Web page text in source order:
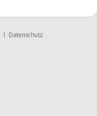
Datenschutz